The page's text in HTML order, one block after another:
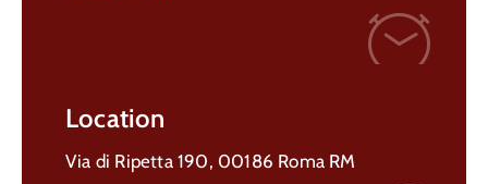
Location
Via di Ripetta 190, 00186 Roma RM